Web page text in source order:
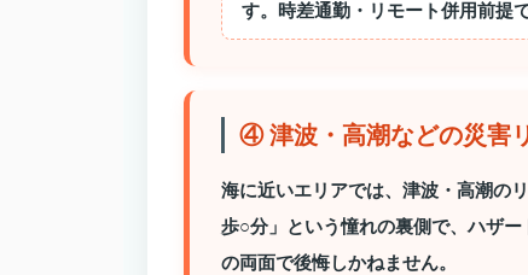
す。時差通勤・リモート併用前提
④ 津波・高潮などの災害
海に近いエリアでは、津波・高潮の
歩○分」という憧れの裏側で、ハザ
の両面で後悔しかねません。